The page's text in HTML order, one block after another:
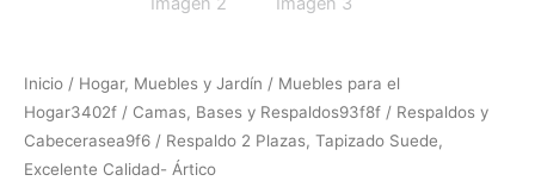
Inicio / Hogar, Muebles y Jardín / Muebles para el
Hogar3402f / Camas, Bases y Respaldos93f8f / Respaldos y
Cabecerasea9f6 / Respaldo 2 Plazas, Tapizado Suede,
Excelente Calidad- Ártico